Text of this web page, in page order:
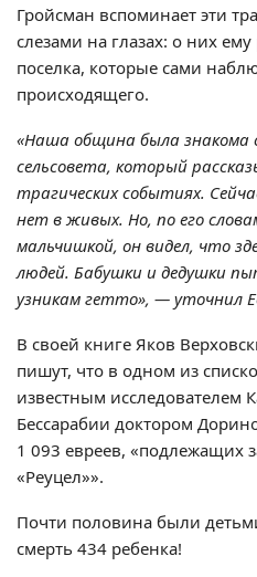
Гройсман вспоминает эти
слезами на глазах: о них
поселка, которые сами
происходящего.
«Наша община была знакома
сельсовета, который
трагических событиях.
нет в живых. Но, по его
мальчишкой, он видел, что
людей. Бабушки и дедушки
узникам гетто», — уточнил
В своей книге Яков
пишут, что в одном из
известным исследователем
Бессарабии доктором
1 093 евреев, «подлежащих
«Реуцел»».
Почти половина были
смерть 434 ребенка!